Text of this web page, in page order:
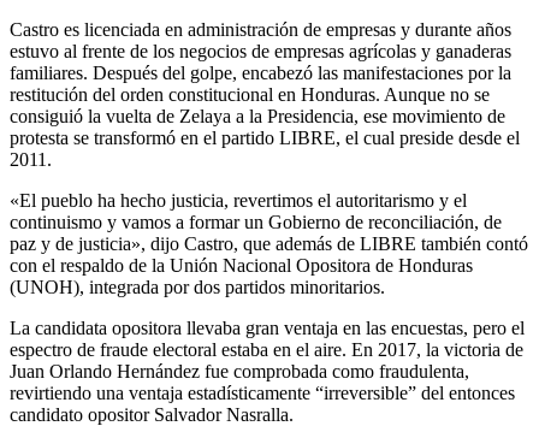
Castro es licenciada en administración de empresas y durante años
estuvo al frente de los negocios de empresas agrícolas y ganaderas
familiares. Después del golpe, encabezó las manifestaciones por la
restitución del orden constitucional en Honduras. Aunque no se
consiguió la vuelta de Zelaya a la Presidencia, ese movimiento de
protesta se transformó en el partido LIBRE, el cual preside desde el
2011.
«El pueblo ha hecho justicia, revertimos el autoritarismo y el
continuismo y vamos a formar un Gobierno de reconciliación, de
paz y de justicia», dijo Castro, que además de LIBRE también contó
con el respaldo de la Unión Nacional Opositora de Honduras
(UNOH), integrada por dos partidos minoritarios.
La candidata opositora llevaba gran ventaja en las encuestas, pero el
espectro de fraude electoral estaba en el aire. En 2017, la victoria de
Juan Orlando Hernández fue comprobada como fraudulenta,
revirtiendo una ventaja estadísticamente “irreversible” del entonces
candidato opositor Salvador Nasralla.